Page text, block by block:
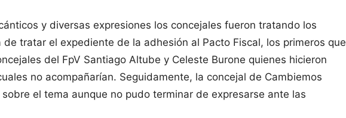
y diversas expresiones los concejales fueron tratando los
tratar el expediente de la adhesión al Pacto Fiscal, los primeros que
del FpV Santiago Altube y Celeste Burone quienes hicieron
no acompañarían. Seguidamente, la concejal de Cambiemos
el tema aunque no pudo terminar de expresarse ante las